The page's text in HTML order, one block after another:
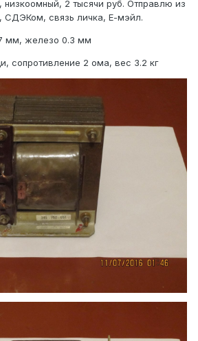
низкоомный, 2 тысячи руб. Отправлю из
СДЭКом, связь личка, Е-мэйл.
мм, железо 0.3 мм
сопротивление 2 ома, вес 3.2 кг